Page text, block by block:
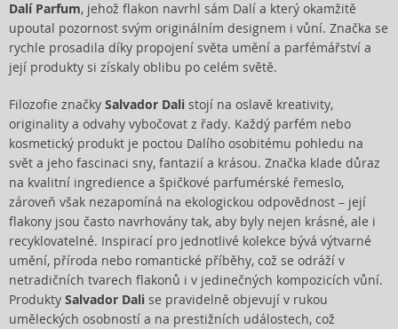
Dalí Parfum, jehož flakon navrhl sám Dalí a který okamžitě
upoutal pozornost svým originálním designem i vůní. Značka se
rychle prosadila díky propojení světa umění a parfémářství a
její produkty si získaly oblibu po celém světě.
Filozofie značky Salvador Dali stojí na oslavě kreativity,
originality a odvahy vybočovat z řady. Každý parfém nebo
kosmetický produkt je poctou Dalího osobitému pohledu na
svět a jeho fascinaci sny, fantazií a krásou. Značka klade důraz
na kvalitní ingredience a špičkové parfumérské řemeslo,
zároveň však nezapomíná na ekologickou odpovědnost – její
flakony jsou často navrhovány tak, aby byly nejen krásné, ale i
recyklovatelné. Inspirací pro jednotlivé kolekce bývá výtvarné
umění, příroda nebo romantické příběhy, což se odráží v
netradičních tvarech flakonů i v jedinečných kompozicích vůní.
Produkty Salvador Dali se pravidelně objevují v rukou
uměleckých osobností a na prestižních událostech, což